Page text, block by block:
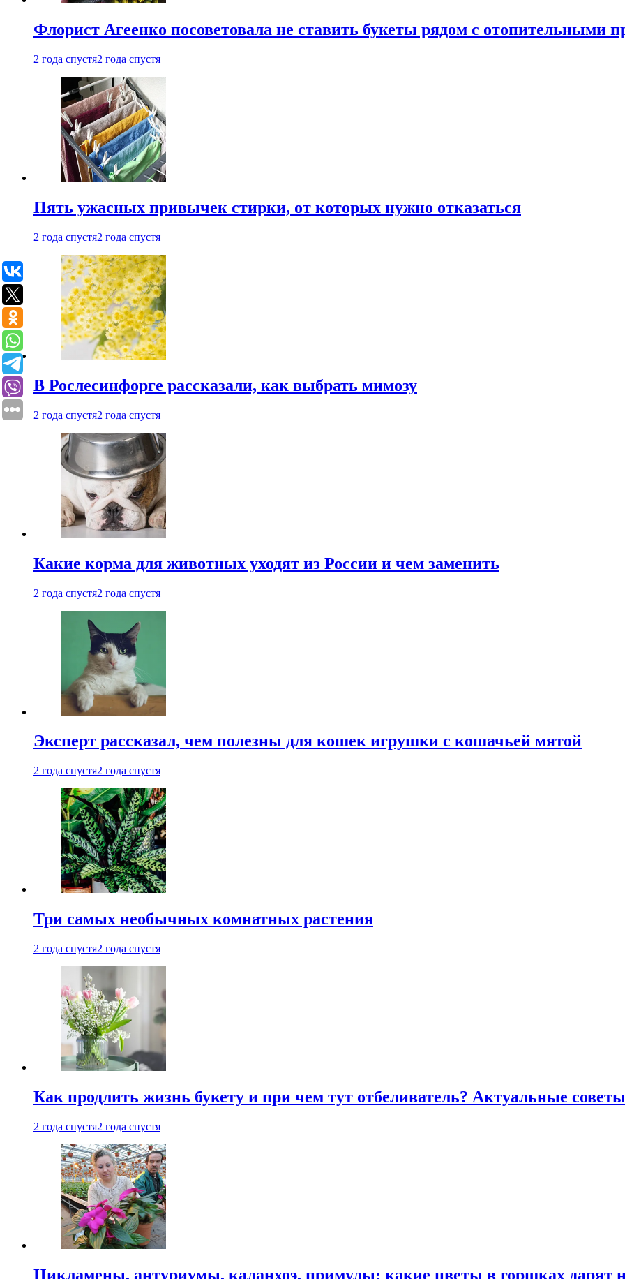
Флорист Агеенко посоветовала не ставить букеты рядом с отопительными
2 года спустя2 года спустя
Пять ужасных привычек стирки, от которых нужно отказаться
2 года спустя2 года спустя
В Рослесинфорге рассказали, как выбрать мимозу
2 года спустя2 года спустя
Какие корма для животных уходят из России и чем заменить
2 года спустя2 года спустя
Эксперт рассказал, чем полезны для кошек игрушки с кошачьей мятой
2 года спустя2 года спустя
Три самых необычных комнатных растения
2 года спустя2 года спустя
Как продлить жизнь букету и при чем тут отбеливатель? Актуальные
2 года спустя2 года спустя
Цикламены, антуриумы, каланхоэ, примулы: какие цветы в горшках дарят